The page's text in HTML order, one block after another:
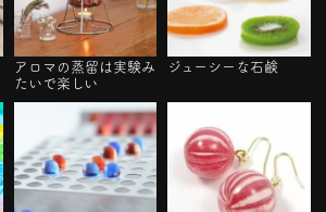
アロマの蒸留は実験み
たいで楽しい
ジューシーな石鹸